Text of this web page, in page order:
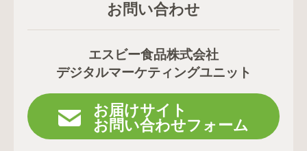
お問い合わせ
エスビー食品株式会社
デジタルマーケティングユニット
お届けサイト
お問い合わせフォーム